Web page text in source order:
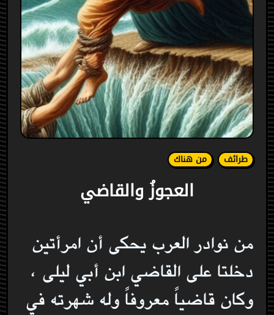
طرائف من هناك
العجوزُ والقاضي
من نوادر العرب يحكى أن امرأتين
دخلتا على القاضي ابن أبي ليلى ،
وكان قاضياً معروفاً وله شهرته في